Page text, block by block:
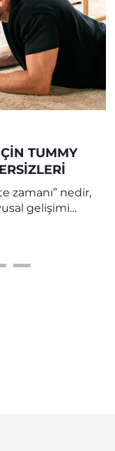
TUMMY
zamanı” nedir,
gelişimi